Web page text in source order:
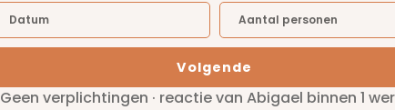
Volgende
Geen verplichtingen · reactie van Abigael binnen 1